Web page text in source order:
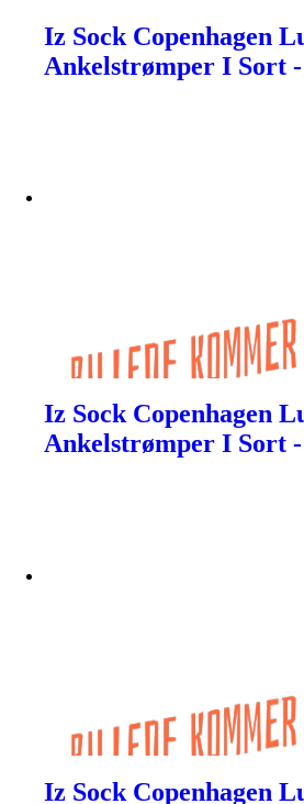
Iz Sock Copenhagen
Ankelstrømper I Sort
Iz Sock Copenhagen
Ankelstrømper I Sort
Iz Sock Copenhagen